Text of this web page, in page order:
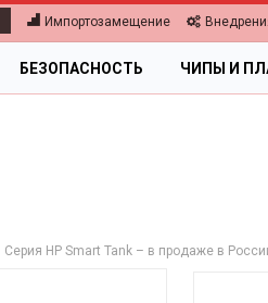
Импортозамещение
БЕЗОПАСНОСТЬ ЧИПЫ И
Серия HP Smart Tank – в продаже в